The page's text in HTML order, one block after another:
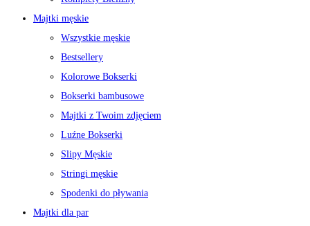
Majtki męskie
Wszystkie męskie
Bestsellery
Kolorowe Bokserki
Bokserki bambusowe
Majtki z Twoim zdjęciem
Luźne Bokserki
Slipy Męskie
Stringi męskie
Spodenki do pływania
Majtki dla par